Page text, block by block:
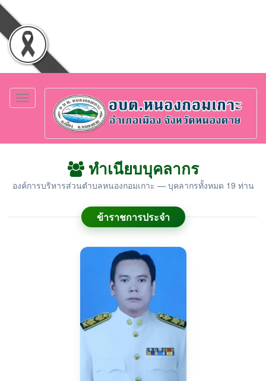
Toggle
navigation
ทำเนียบบุคลากร
องค์การบริหารส่วนตำบลหนองกอมเกาะ — บุคลากรทั้งหมด 19 ท่าน
ข้าราชการประจำ